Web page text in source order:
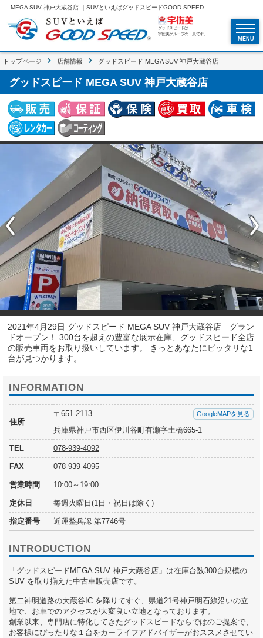
MEGA SUV 神戸大蔵谷店 ｜SUVといえばグッドスピードGOOD SPEED
グッドスピードは
宇佐美グループの一員です。
MENU
トップページ 店舗情報 グッドスピード MEGA SUV 神戸大蔵谷店
グッドスピード MEGA SUV 神戸大蔵谷店
2021年4月29日 グッドスピード MEGA SUV 神戸大蔵谷店 グラン
ドオープン！ 300台を超えの豊富な展示在庫、グッドスピード全店
の販売車両をお取り扱いしています。 きっとあなたにピッタリな1
台が見つかります。
INFORMATION
住所
GoogleMAPを見る
〒651-2113
兵庫県神戸市西区伊川谷町有瀬字土橋665-1
TEL 078-939-4092
FAX 078-939-4095
営業時間 10:00～19:00
定休日 毎週火曜日(1日・祝日は除く)
指定番号 近運整兵認 第7746号
INTRODUCTION
「グッドスピードMEGA SUV 神戸大蔵谷店」は在庫台数300台規模の
SUV を取り揃えた中古車販売店です。
第二神明道路の大蔵谷IC を降りてすぐ、県道21号神戸明石線沿いの立
地で、お車でのアクセスが大変良い立地となっております。
創業以来、専門店に特化してきたグッドスピードならではのご提案で、
お客様にぴったりな１台をカーライフアドバイザーがおススメさせてい